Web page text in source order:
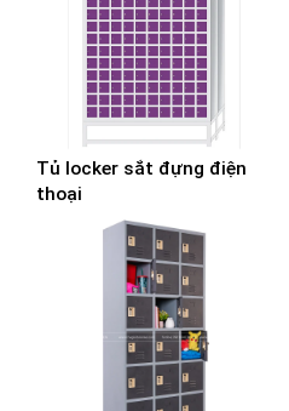
Tủ locker sắt đựng điện
thoại